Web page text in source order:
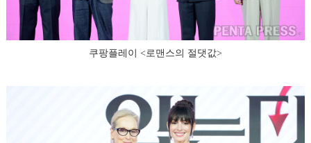
쿠팡플레이 <로맨스의 절댓값>